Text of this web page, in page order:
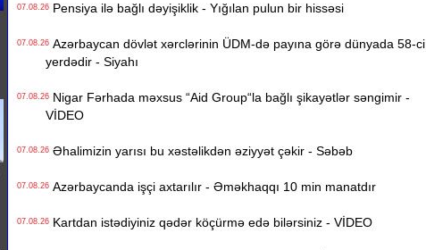
07.08.26Pensiya ilə bağlı dəyişiklik - Yığılan pulun bir hissəsi
07.08.26Azərbaycan dövlət xərclərinin ÜDM-də payına görə dünyada 58-ci
yerdədir - Siyahı
07.08.26Nigar Fərhada məxsus “Aid Group“la bağlı şikayətlər səngimir -
VİDEO
07.08.26Əhalimizin yarısı bu xəstəlikdən əziyyət çəkir - Səbəb
07.08.26Azərbaycanda işçi axtarılır - Əməkhaqqı 10 min manatdır
07.08.26Kartdan istədiyiniz qədər köçürmə edə bilərsiniz - VİDEO